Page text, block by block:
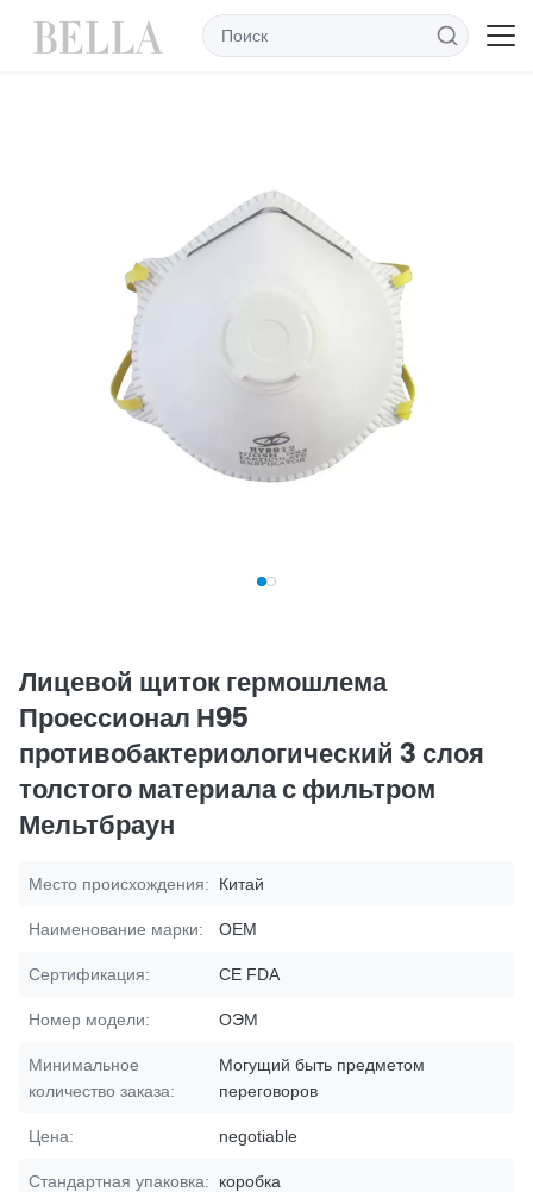
Лицевой щиток гермошлема
Проессионал Н95
противобактериологический 3 слоя
толстого материала с фильтром
Мельтбраун
Место происхождения: Китай
Наименование марки: OEM
Сертификация: CE FDA
Номер модели: ОЭМ
Минимальное
количество заказа:
Могущий быть предметом
переговоров
Цена: negotiable
Стандартная упаковка: коробка